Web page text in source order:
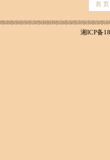
首 页
湘ICP备